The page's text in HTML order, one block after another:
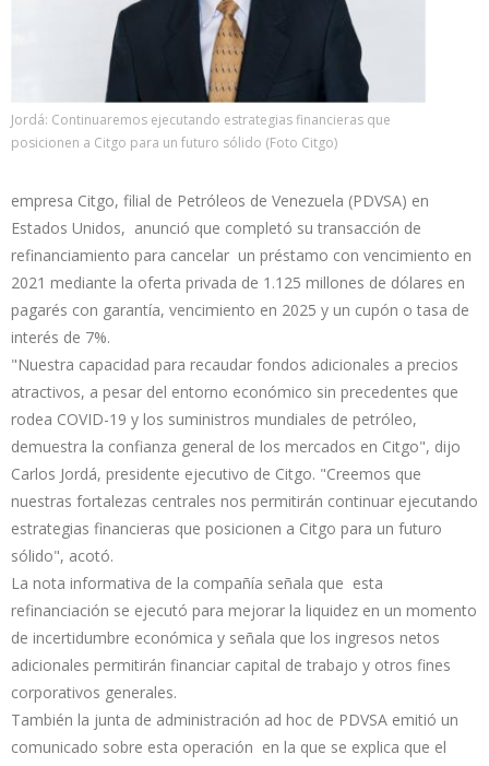
Jordá: Continuaremos ejecutando estrategias financieras que
posicionen a Citgo para un futuro sólido (Foto Citgo)
empresa Citgo, filial de Petróleos de Venezuela (PDVSA) en
Estados Unidos, anunció que completó su transacción de
refinanciamiento para cancelar un préstamo con vencimiento en
2021 mediante la oferta privada de 1.125 millones de dólares en
pagarés con garantía, vencimiento en 2025 y un cupón o tasa de
interés de 7%.
"Nuestra capacidad para recaudar fondos adicionales a precios
atractivos, a pesar del entorno económico sin precedentes que
rodea COVID-19 y los suministros mundiales de petróleo,
demuestra la confianza general de los mercados en Citgo", dijo
Carlos Jordá, presidente ejecutivo de Citgo. "Creemos que
nuestras fortalezas centrales nos permitirán continuar ejecutando
estrategias financieras que posicionen a Citgo para un futuro
sólido", acotó.
La nota informativa de la compañía señala que esta
refinanciación se ejecutó para mejorar la liquidez en un momento
de incertidumbre económica y señala que los ingresos netos
adicionales permitirán financiar capital de trabajo y otros fines
corporativos generales.
También la junta de administración ad hoc de PDVSA emitió un
comunicado sobre esta operación en la que se explica que el